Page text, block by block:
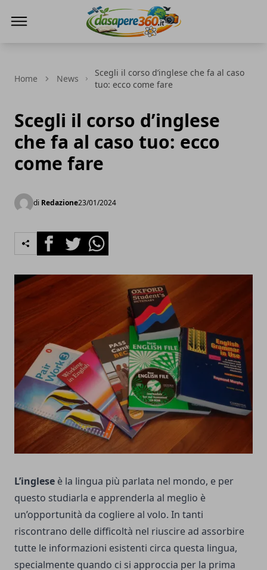
Home News
Scegli il corso d’inglese che fa al caso
tuo: ecco come fare
Scegli il corso d’inglese
che fa al caso tuo: ecco
come fare
di Redazione23/01/2024
FacebookTwitterWhatsapp
L’inglese è la lingua più parlata nel mondo, e per
questo studiarla e apprenderla al meglio è
un’opportunità da cogliere al volo. In tanti
riscontrano delle difficoltà nel riuscire ad assorbire
tutte le informazioni esistenti circa questa lingua,
specialmente quando ci si approccia per la prima